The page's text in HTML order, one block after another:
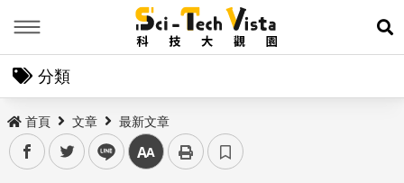
展
分類
首頁 文章 最新文章
facebooktwitter line 中